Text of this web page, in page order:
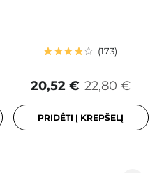
173
22,80 €
20,52 €
PRIDĖTI Į KREPŠELĮ